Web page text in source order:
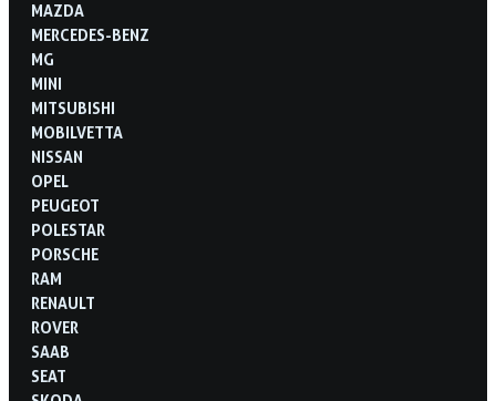
MAZDA
MERCEDES-BENZ
MG
MINI
MITSUBISHI
MOBILVETTA
NISSAN
OPEL
PEUGEOT
POLESTAR
PORSCHE
RAM
RENAULT
ROVER
SAAB
SEAT